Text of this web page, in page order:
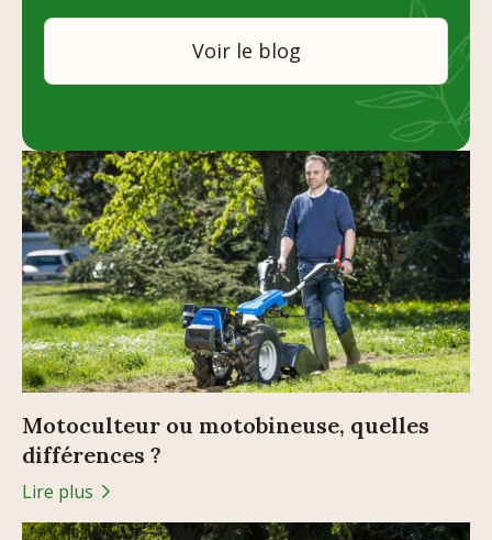
Voir le blog
Motoculteur ou motobineuse, quelles
différences ?
Lire plus